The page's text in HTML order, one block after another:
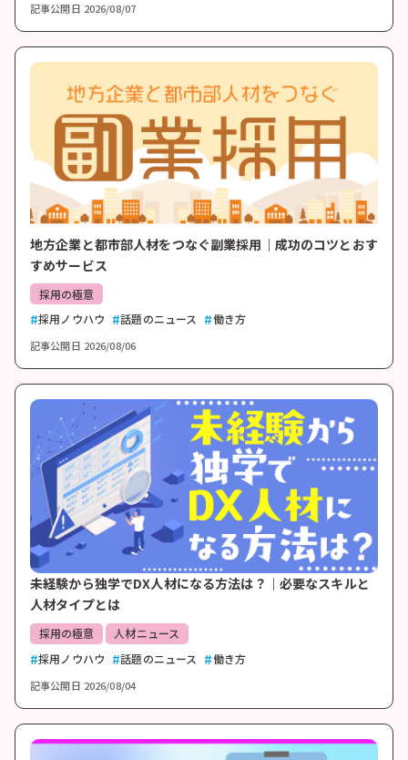
記事公開日 2026/08/07
地方企業と都市部人材をつなぐ副業採用｜成功のコツとおす
すめサービス
採用の極意
採用ノウハウ
話題のニュース 働き方
記事公開日 2026/08/06
未経験から独学でDX人材になる方法は？｜必要なスキルと
人材タイプとは
採用の極意
人材ニュース
採用ノウハウ
話題のニュース 働き方
記事公開日 2026/08/04